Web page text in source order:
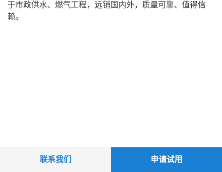
于市政供水、燃气工程，远销国内外，质量可靠、值得信
赖。
联系我们 申请试用